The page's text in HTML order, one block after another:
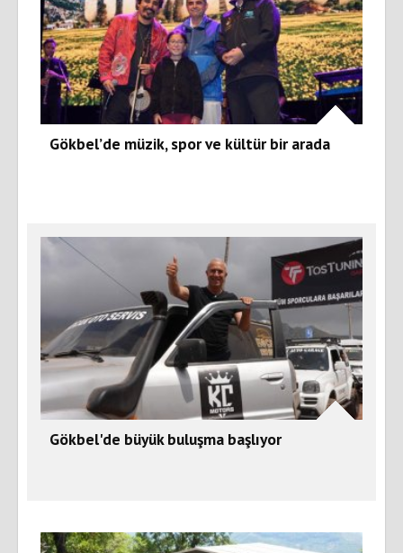
Gökbel’de müzik, spor ve kültür bir arada
Gökbel'de büyük buluşma başlıyor